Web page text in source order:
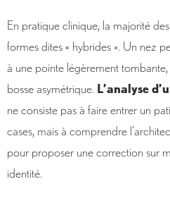
En pratique clinique, la majorité
formes dites « hybrides ». Un nez
à une pointe légèrement
bosse asymétrique. L’analyse
ne consiste pas à faire entrer un
cases, mais à comprendre
pour proposer une correction sur
identité.